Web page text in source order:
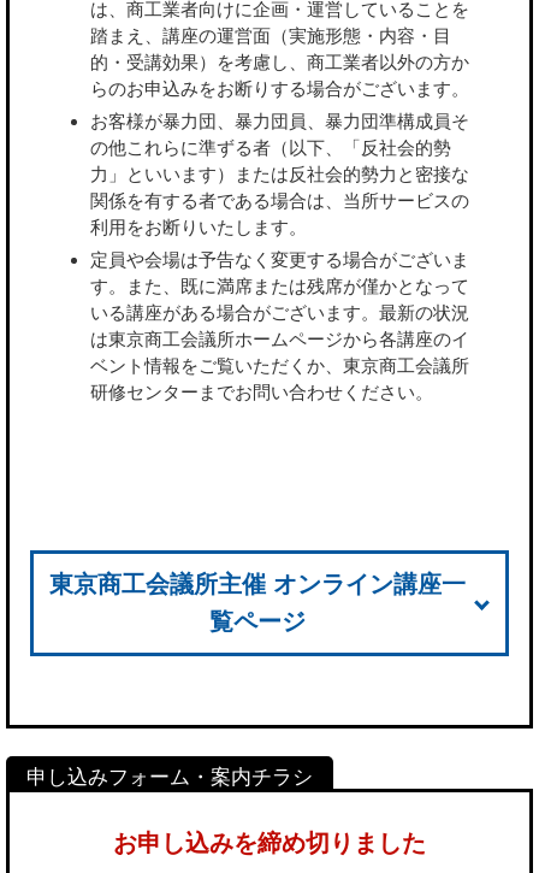
は、商工業者向けに企画・運営していることを
踏まえ、講座の運営面（実施形態・内容・目
的・受講効果）を考慮し、商工業者以外の方か
らのお申込みをお断りする場合がございます。
お客様が暴力団、暴力団員、暴力団準構成員そ
の他これらに準ずる者（以下、「反社会的勢
力」といいます）または反社会的勢力と密接な
関係を有する者である場合は、当所サービスの
利用をお断りいたします。
定員や会場は予告なく変更する場合がございま
す。また、既に満席または残席が僅かとなって
いる講座がある場合がございます。最新の状況
は東京商工会議所ホームページから各講座のイ
ベント情報をご覧いただくか、東京商工会議所
研修センターまでお問い合わせください。
東京商工会議所主催 オンライン講座一
覧ページ
お申し込みを締め切りました